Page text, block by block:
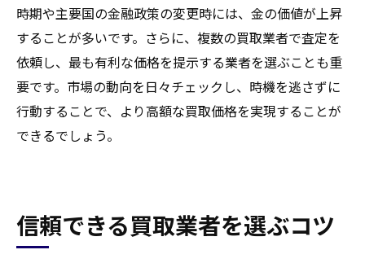
時期や主要国の金融政策の変更時には、金の価値が上昇
することが多いです。さらに、複数の買取業者で査定を
依頼し、最も有利な価格を提示する業者を選ぶことも重
要です。市場の動向を日々チェックし、時機を逃さずに
行動することで、より高額な買取価格を実現することが
できるでしょう。
信頼できる買取業者を選ぶコツ